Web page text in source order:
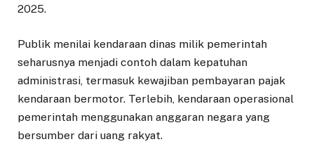
2025.
Publik menilai kendaraan dinas milik pemerintah
seharusnya menjadi contoh dalam kepatuhan
administrasi, termasuk kewajiban pembayaran pajak
kendaraan bermotor. Terlebih, kendaraan operasional
pemerintah menggunakan anggaran negara yang
bersumber dari uang rakyat.